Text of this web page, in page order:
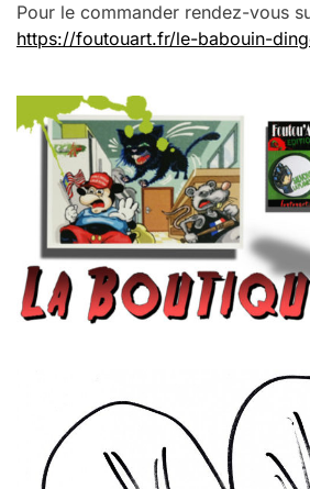
Pour le commander rendez-vous
https://foutouart.fr/le-babouin-